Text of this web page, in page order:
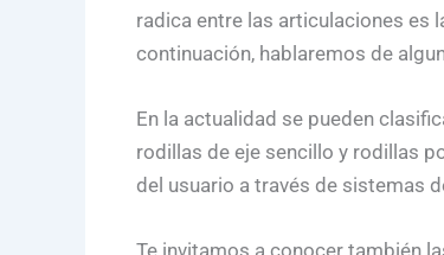
radica entre las articulaciones es
continuación, hablaremos de
En la actualidad se pueden
rodillas de eje sencillo y rodillas
del usuario a través de sistemas
Te invitamos a conocer también